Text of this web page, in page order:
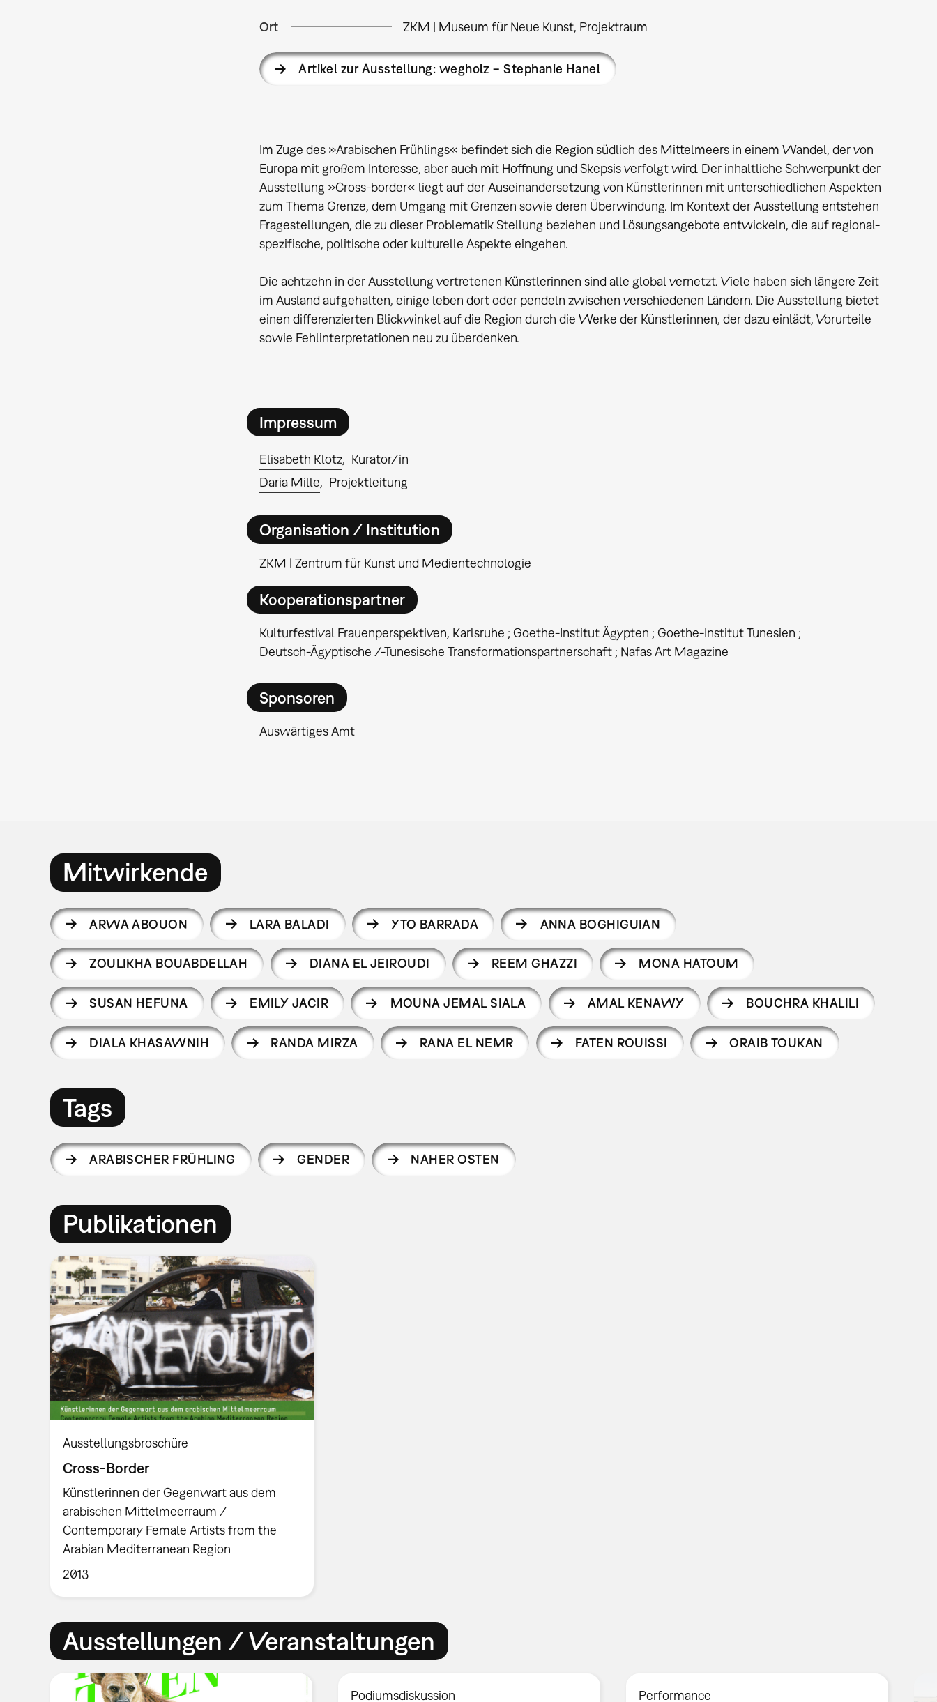
Ort ZKM | Museum für Neue Kunst, Projektraum
Artikel zur Ausstellung: wegholz − Stephanie Hanel
Im Zuge des »Arabischen Frühlings« befindet sich die Region südlich des Mittelmeers in einem Wandel, der von
Europa mit großem Interesse, aber auch mit Hoffnung und Skepsis verfolgt wird. Der inhaltliche Schwerpunkt der
Ausstellung »Cross-border« liegt auf der Auseinandersetzung von Künstlerinnen mit unterschiedlichen Aspekten
zum Thema Grenze, dem Umgang mit Grenzen sowie deren Überwindung. Im Kontext der Ausstellung entstehen
Fragestellungen, die zu dieser Problematik Stellung beziehen und Lösungsangebote entwickeln, die auf regional-
spezifische, politische oder kulturelle Aspekte eingehen.
Die achtzehn in der Ausstellung vertretenen Künstlerinnen sind alle global vernetzt. Viele haben sich längere Zeit
im Ausland aufgehalten, einige leben dort oder pendeln zwischen verschiedenen Ländern. Die Ausstellung bietet
einen differenzierten Blickwinkel auf die Region durch die Werke der Künstlerinnen, der dazu einlädt, Vorurteile
sowie Fehlinterpretationen neu zu überdenken.
Impressum
Elisabeth Klotz
Kurator/in
Daria Mille
Projektleitung
Organisation / Institution
ZKM | Zentrum für Kunst und Medientechnologie
Kooperationspartner
Kulturfestival Frauenperspektiven, Karlsruhe ; Goethe-Institut Ägypten ; Goethe-Institut Tunesien ;
Deutsch-Ägyptische /-Tunesische Transformationspartnerschaft ; Nafas Art Magazine
Sponsoren
Auswärtiges Amt
Mitwirkende
ARWA ABOUON LARA BALADI YTO BARRADA ANNA BOGHIGUIAN
ZOULIKHA BOUABDELLAH DIANA EL JEIROUDI REEM GHAZZI MONA HATOUM
SUSAN HEFUNA EMILY JACIR MOUNA JEMAL SIALA AMAL KENAWY BOUCHRA KHALILI
DIALA KHASAWNIH RANDA MIRZA RANA EL NEMR FATEN ROUISSI ORAIB TOUKAN
Tags
ARABISCHER FRÜHLING GENDER NAHER OSTEN
Publikationen
Ausstellungsbroschüre
Cross-Border
Künstlerinnen der Gegenwart aus dem
arabischen Mittelmeerraum /
Contemporary Female Artists from the
Arabian Mediterranean Region
2013
Ausstellungen / Veranstaltungen
Podiumsdiskussion Performance